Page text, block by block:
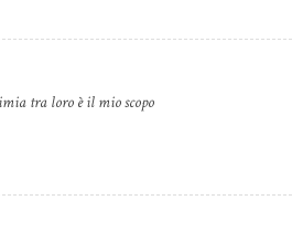
tra loro è il mio scopo